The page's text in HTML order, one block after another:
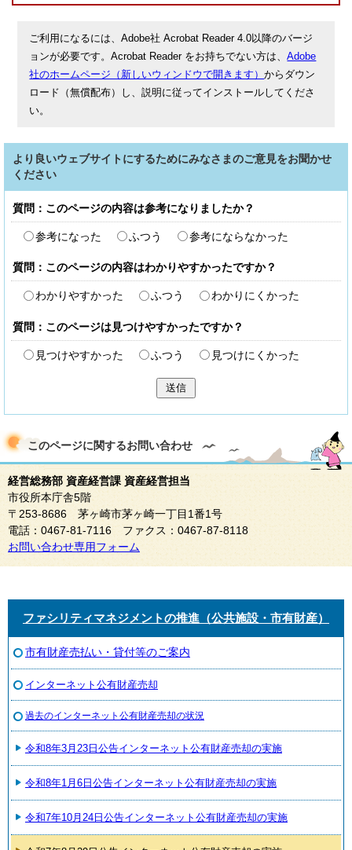
ご利用になるには、Adobe社 Acrobat Reader 4.0以降のバージ
ョンが必要です。Acrobat Reader をお持ちでない方は、Adobe
社のホームページ（新しいウィンドウで開きます）からダウン
ロード（無償配布）し、説明に従ってインストールしてくださ
い。
より良いウェブサイトにするためにみなさまのご意見をお聞かせ
ください
質問：このページの内容は参考になりましたか？
参考になった ふつう 参考にならなかった
質問：このページの内容はわかりやすかったですか？
わかりやすかった ふつう わかりにくかった
質問：このページは見つけやすかったですか？
見つけやすかった ふつう 見つけにくかった
送信
このページに関するお問い合わせ
経営総務部 資産経営課 資産経営担当
市役所本庁舎5階
〒253-8686 茅ヶ崎市茅ヶ崎一丁目1番1号
電話：0467-81-7116 ファクス：0467-87-8118
お問い合わせ専用フォーム
ファシリティマネジメントの推進（公共施設・市有財産）
市有財産売払い・貸付等のご案内
インターネット公有財産売却
過去のインターネット公有財産売却の状況
令和8年3月23日公告インターネット公有財産売却の実施
令和8年1月6日公告インターネット公有財産売却の実施
令和7年10月24日公告インターネット公有財産売却の実施